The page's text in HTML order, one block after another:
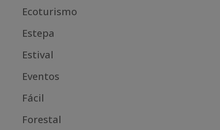
Ecoturismo
Estepa
Estival
Eventos
Fácil
Forestal